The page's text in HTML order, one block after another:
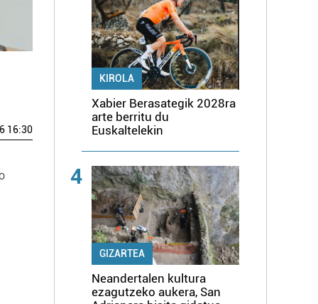
16:30
KIROLA
Xabier Berasategik 2028ra
arte berritu du
Euskaltelekin
4
GIZARTEA
Neandertalen kultura
ezagutzeko aukera, San